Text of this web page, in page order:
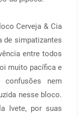
Cerveja & Cia
de simpatizantes
entre todos
muito pacífica e
nem
nesse bloco.
Ivete, por suas